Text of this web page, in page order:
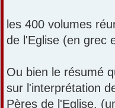
les 400 volumes
de l'Eglise (en grec
Ou bien le résumé
sur l'interprétation
Pères de l'Eglise.